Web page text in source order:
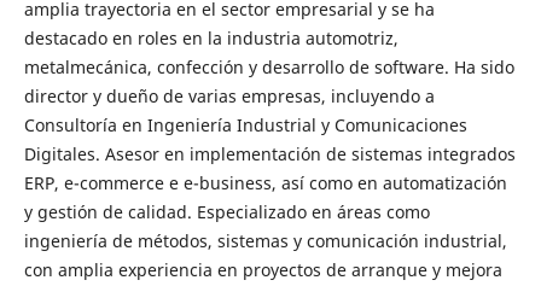
amplia trayectoria en el sector empresarial y se ha
destacado en roles en la industria automotriz,
metalmecánica, confección y desarrollo de software. Ha sido
director y dueño de varias empresas, incluyendo a
Consultoría en Ingeniería Industrial y Comunicaciones
Digitales. Asesor en implementación de sistemas integrados
ERP, e-commerce e e-business, así como en automatización
y gestión de calidad. Especializado en áreas como
ingeniería de métodos, sistemas y comunicación industrial,
con amplia experiencia en proyectos de arranque y mejora